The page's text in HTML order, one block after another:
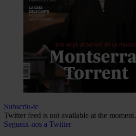
Subscriu-te
Twitter feed is not available at the moment.
Segueix-nos a Twitter